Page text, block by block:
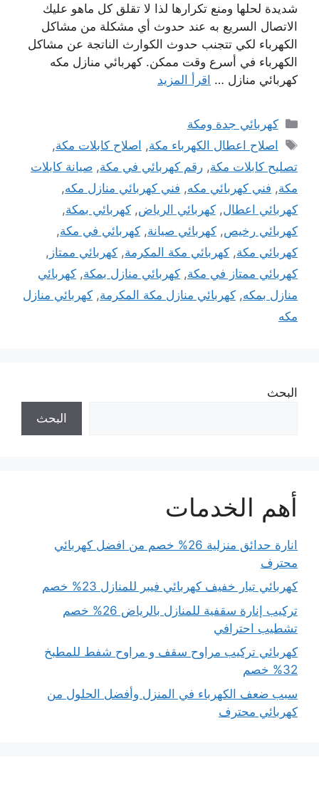
شديدة لحلها ومنع تكرارها لذا لا تقلق كل ماهو عليك
الاتصال السريع به عند حدوث أي مشكلة من مشاكل
الكهرباء لكي تتجنب حدوث الكوارث الناتجة عن مشاكل
الكهرباء في أسرع وقت ممكن. كهربائي منازل مكه
كهربائي منازل … اقرأ المزيد
التصنيفات
كهربائي جدة ومكة
الوسوم
اصلاح اعطال الكهرباء مكة, اصلاح كابلات مكة,
تصليح كابلات مكة, رقم كهربائي في مكة, صيانة كابلات
مكة, فني كهربائي مكه, فني كهربائي منازل مكه,
كهربائي اعطال, كهربائي الرياض, كهربائي بمكة,
كهربائي رخيص, كهربائي صيانة, كهربائي في مكة,
كهربائي مكة, كهربائي مكة المكرمة, كهربائي ممتاز ,
كهربائي ممتاز في مكة, كهربائي منازل بمكة, كهربائي
منازل بمكه, كهربائي منازل مكة المكرمة, كهربائي منازل
مكه
البحث
البحث
أهم الخدمات
انارة حدائق منزلية 26% خصم من افضل كهربائي
محترف
كهربائي تيار خفيف كهربائي فيبر للمنازل 23% خصم
تركيب إنارة سقفية للمنازل بالرياض 26% خصم
تشطيب احترافي
كهربائي تركيب مراوح سقف و مراوح شفط للمطبخ
32% خصم
سبب ضعف الكهرباء في المنزل وأفضل الحلول من
كهربائي محترف